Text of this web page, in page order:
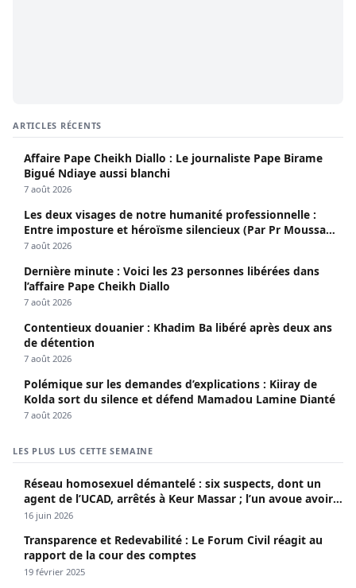
ARTICLES RÉCENTS
Affaire Pape Cheikh Diallo : Le journaliste Pape Birame
Bigué Ndiaye aussi blanchi
7 août 2026
Les deux visages de notre humanité professionnelle :
Entre imposture et héroïsme silencieux (Par Pr Moussa
Seydi)
7 août 2026
Dernière minute : Voici les 23 personnes libérées dans
l’affaire Pape Cheikh Diallo
7 août 2026
Contentieux douanier : Khadim Ba libéré après deux ans
de détention
7 août 2026
Polémique sur les demandes d’explications : Kiiray de
Kolda sort du silence et défend Mamadou Lamine Dianté
7 août 2026
LES PLUS LUS CETTE SEMAINE
Réseau homosexuel démantelé : six suspects, dont un
agent de l’UCAD, arrêtés à Keur Massar ; l’un avoue avoir
propagé le VIH depuis 2018
16 juin 2026
Transparence et Redevabilité : Le Forum Civil réagit au
rapport de la cour des comptes
19 février 2025